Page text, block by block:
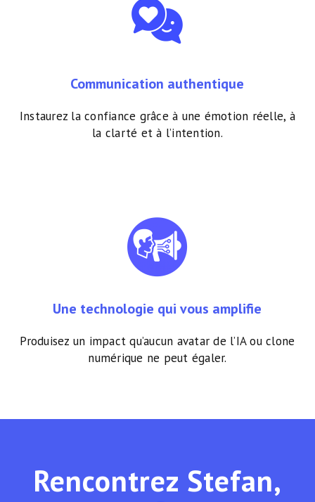
Communication authentique
Instaurez la confiance grâce à une émotion réelle, à
la clarté et à l’intention.
Une technologie qui vous amplifie
Produisez un impact qu’aucun avatar de l’IA ou clone
numérique ne peut égaler.
Rencontrez Stefan,